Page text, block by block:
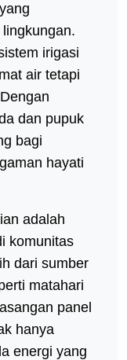
irigasi
air tetapi
dan pupuk
bagi
hayati
adalah
komunitas
dari sumber
matahari
panel
hanya
energi yang